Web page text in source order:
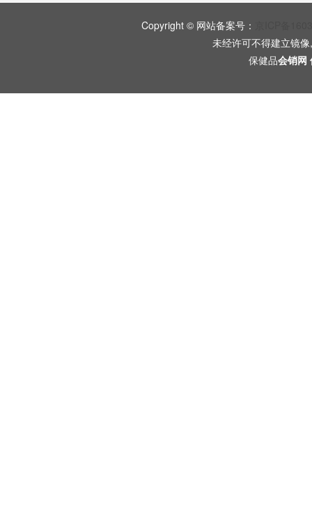
Copyright © 网站备案号：
未经许可不得建立镜
保健品会销网